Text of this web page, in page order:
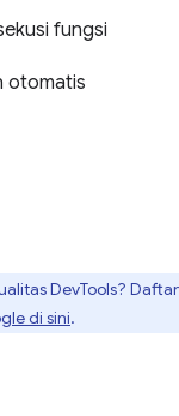
fungsi
otomatis
DevTools? Daftar
di sini.